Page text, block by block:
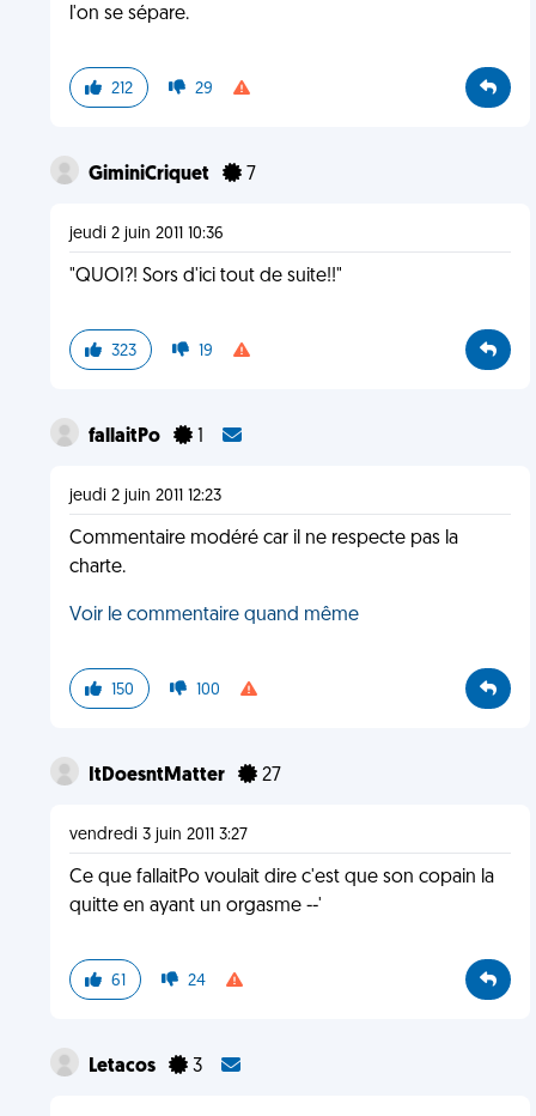
l'on se sépare.
212 29
GiminiCriquet 7
jeudi 2 juin 2011 10:36
"QUOI?! Sors d'ici tout de suite!!"
323 19
fallaitPo 1
jeudi 2 juin 2011 12:23
Commentaire modéré car il ne respecte pas la
charte.
Voir le commentaire quand même
150 100
ItDoesntMatter 27
vendredi 3 juin 2011 3:27
Ce que fallaitPo voulait dire c'est que son copain la
quitte en ayant un orgasme --'
61 24
Letacos 3